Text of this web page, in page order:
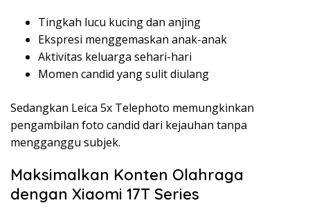
Tingkah lucu kucing dan anjing
Ekspresi menggemaskan anak-anak
Aktivitas keluarga sehari-hari
Momen candid yang sulit diulang
Sedangkan Leica 5x Telephoto memungkinkan
pengambilan foto candid dari kejauhan tanpa
mengganggu subjek.
Maksimalkan Konten Olahraga
dengan Xiaomi 17T Series